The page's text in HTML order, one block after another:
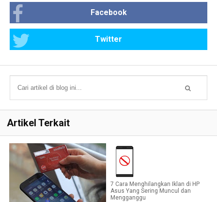
Facebook
Twitter
Artikel Terkait
7 Cara Menghilangkan Iklan di HP
Asus Yang Sering Muncul dan
Mengganggu